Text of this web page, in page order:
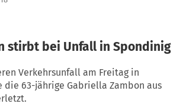
stirbt bei Unfall in Spondinig
Verkehrsunfall am Freitag in
die 63-jährige Gabriella Zambon aus